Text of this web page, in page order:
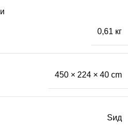
0,61 кг
450 × 224 × 40 cm
Ѕид